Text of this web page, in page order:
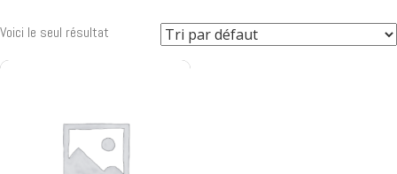
Voici le seul résultat